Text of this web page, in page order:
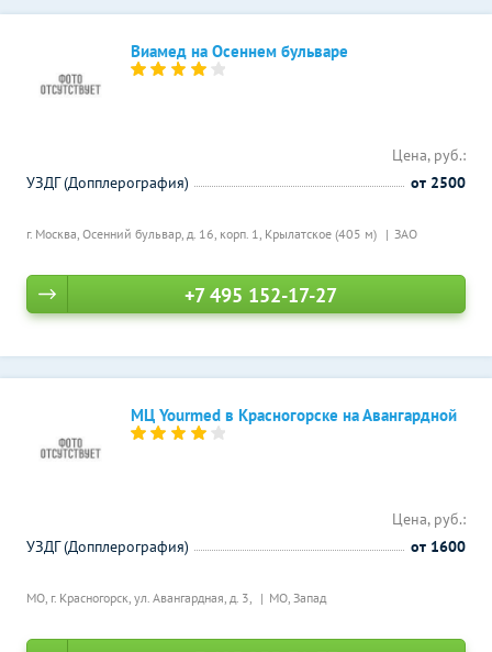
Виамед на Осеннем бульваре
г. Москва, Осенний бульвар, д. 16, корп. 1, Крылатское (405 м) ЗАО
Цена, руб.:
УЗДГ (Допплерография)
от 2500
+7 495 152-17-27
МЦ Yourmed в Красногорске на Авангардной
МО, г. Красногорск, ул. Авангардная, д. 3, МО, Запад
Цена, руб.:
УЗДГ (Допплерография)
от 1600